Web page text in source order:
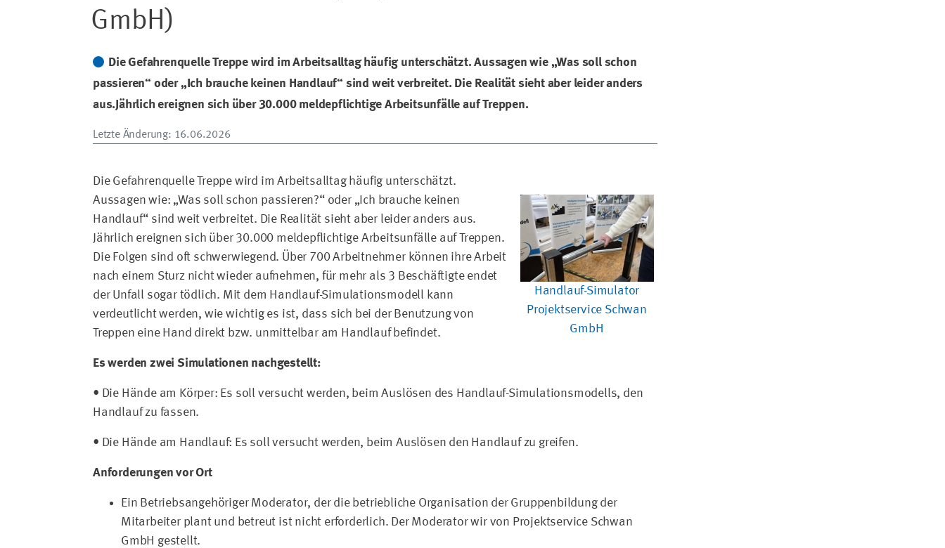
GmbH)
Die Gefahrenquelle Treppe wird im Arbeitsalltag häufig unterschätzt. Aussagen wie „Was soll schon
passieren“ oder „Ich brauche keinen Handlauf“ sind weit verbreitet. Die Realität sieht aber leider anders
aus.Jährlich ereignen sich über 30.000 meldepflichtige Arbeitsunfälle auf Treppen.
Letzte Änderung: 16.06.2026
Handlauf-Simulator
Projektservice Schwan
GmbH
Die Gefahrenquelle Treppe wird im Arbeitsalltag häufig unterschätzt.
Aussagen wie: „Was soll schon passieren?“ oder „Ich brauche keinen
Handlauf“ sind weit verbreitet. Die Realität sieht aber leider anders aus.
Jährlich ereignen sich über 30.000 meldepflichtige Arbeitsunfälle auf Treppen.
Die Folgen sind oft schwerwiegend. Über 700 Arbeitnehmer können ihre Arbeit
nach einem Sturz nicht wieder aufnehmen, für mehr als 3 Beschäftigte endet
der Unfall sogar tödlich. Mit dem Handlauf-Simulationsmodell kann
verdeutlicht werden, wie wichtig es ist, dass sich bei der Benutzung von
Treppen eine Hand direkt bzw. unmittelbar am Handlauf befindet.
Es werden zwei Simulationen nachgestellt:
• Die Hände am Körper: Es soll versucht werden, beim Auslösen des Handlauf-Simulationsmodells, den
Handlauf zu fassen.
• Die Hände am Handlauf: Es soll versucht werden, beim Auslösen den Handlauf zu greifen.
Anforderungen vor Ort
Ein Betriebsangehöriger Moderator, der die betriebliche Organisation der Gruppenbildung der
Mitarbeiter plant und betreut ist nicht erforderlich. Der Moderator wir von Projektservice Schwan
GmbH gestellt.